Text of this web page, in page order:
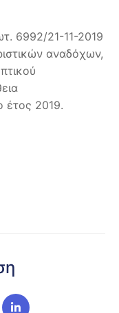
6992/21-11-2019
αναδόχων,
έτος 2019.